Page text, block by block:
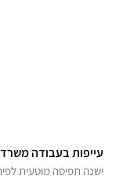
עייפות בעבודה
ישנה תפיסה מוטעית